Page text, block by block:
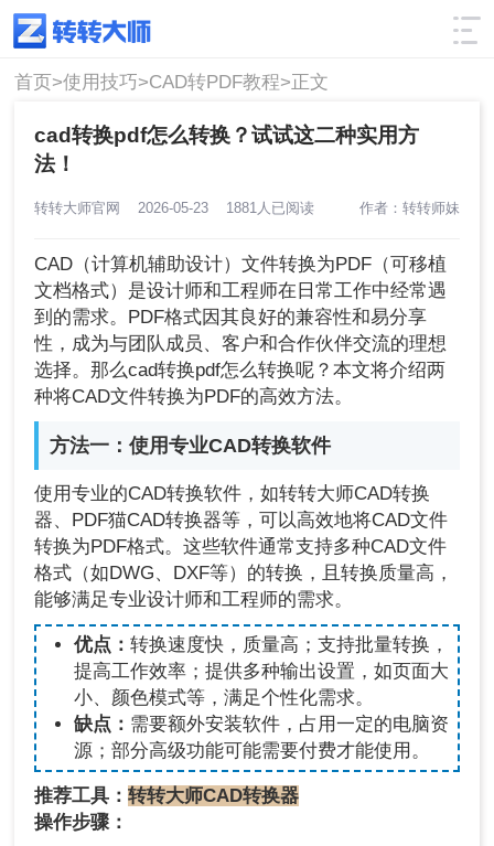
使用技巧 筛选
首页>使用技巧>CAD转PDF教程>正文
cad转换pdf怎么转换？试试这二种实用方
法！
转转大师官网 2026-05-23 1881人已阅读 作者：转转师妹
CAD（计算机辅助设计）文件转换为PDF（可移植
文档格式）是设计师和工程师在日常工作中经常遇
到的需求。PDF格式因其良好的兼容性和易分享
性，成为与团队成员、客户和合作伙伴交流的理想
选择。那么cad转换pdf怎么转换呢？本文将介绍两
种将CAD文件转换为PDF的高效方法。
方法一：使用专业CAD转换软件
使用专业的CAD转换软件，如转转大师CAD转换
器、PDF猫CAD转换器等，可以高效地将CAD文件
转换为PDF格式。这些软件通常支持多种CAD文件
格式（如DWG、DXF等）的转换，且转换质量高，
能够满足专业设计师和工程师的需求。
优点： 转换速度快，质量高；支持批量转换，
提高工作效率；提供多种输出设置，如页面大
小、颜色模式等，满足个性化需求。
缺点： 需要额外安装软件，占用一定的电脑资
源；部分高级功能可能需要付费才能使用。
推荐工具：转转大师CAD转换器
操作步骤：